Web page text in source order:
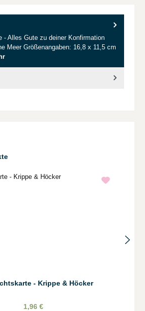
- Alles Gute zu deiner Konfirmation
Meer Größenangaben: 16,8 x 11,5 cm
- Krippe & Höcker
1,96 €